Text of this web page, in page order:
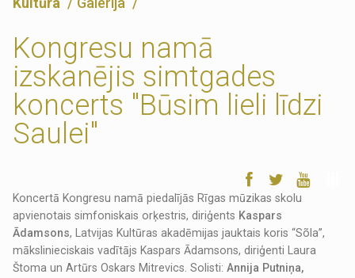
Kongresu namā
izskanējis simtgades
koncerts "Būsim lieli līdzi
Saulei"
Koncertā Kongresu namā piedalījās Rīgas mūzikas skolu
apvienotais simfoniskais orķestris, diriģents Kaspars
Ādamsons, Latvijas Kultūras akadēmijas jauktais koris “Sõla”,
mākslinieciskais vadītājs Kaspars Ādamsons, diriģenti Laura
Štoma un Artūrs Oskars Mitrevics. Solisti:Annija Putniņa,